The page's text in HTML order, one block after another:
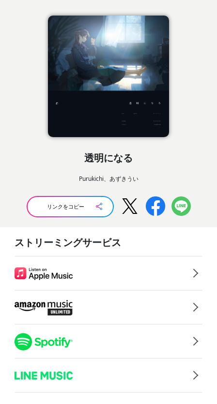
透明になる
Purukichi、あずきうい
リンクをコピー
ストリーミングサービス